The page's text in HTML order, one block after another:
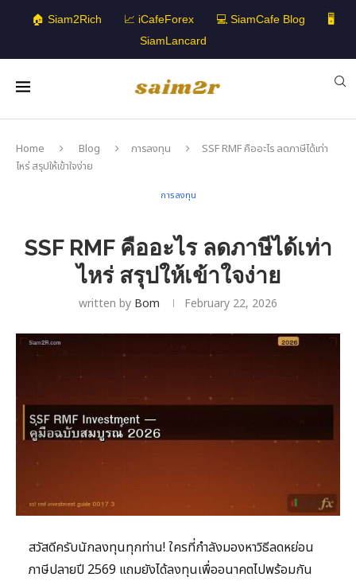
🏠 Siam2Rich 📈 iCafeForex 💻 SiamCafe Blog
🖥️
SiamLancard
Home Blog การลงทุน
SSF RMF คืออะไร ลดภาษีได้เท่า
ไหร่ สรุปให้เข้าใจง่าย
การลงทุน
SSF RMF คืออะไร ลดภาษีได้เท่า
ไหร่ สรุปให้เข้าใจง่าย
written by Bom February 22, 2026
สวัสดีครับนักลงทุนทุกท่าน! ใครที่กำลังมองหาวิธีลดหย่อน
ภาษีปลายปี 2569 แถมยังได้ลงทุนเพื่ออนาคตไปพร้อมกัน